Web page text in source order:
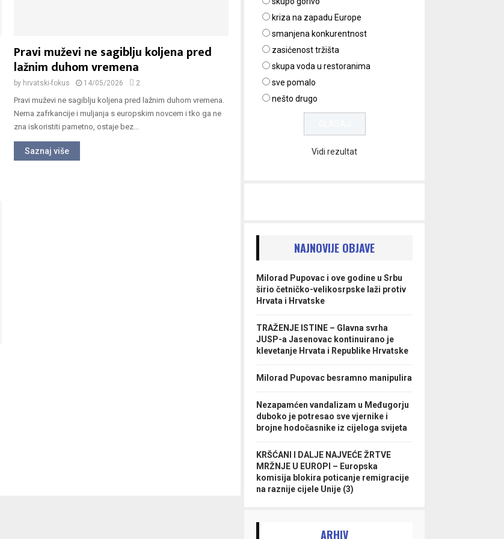
Pravi muževi ne sagiblju koljena pred
lažnim duhom vremena
by hrvatski-fokus 14/05/2026 2
Pravi muževi ne sagiblju koljena pred lažnim duhom vremena.
Nema zafrkancije i muljanja s europskim novcem i tko ga ne
zna iskoristiti pametno, ostaje bez...
Saznaj više
kriza na zapadu Europe
smanjena konkurentnost
zasićenost tržišta
skupa voda u restoranima
sve pomalo
nešto drugo
Vidi rezultat
NAJNOVIJE OBJAVE
Milorad Pupovac i ove godine u Srbu
širio četničko-velikosrpske laži protiv
Hrvata i Hrvatske
TRAŽENJE ISTINE – Glavna svrha
JUSP-a Jasenovac kontinuirano je
klevetanje Hrvata i Republike Hrvatske
Milorad Pupovac besramno manipulira
Nezapamćen vandalizam u Međugorju
duboko je potresao sve vjernike i
brojne hodočasnike iz cijeloga svijeta
KRŠĆANI I DALJE NAJVEĆE ŽRTVE
MRŽNJE U EUROPI – Europska
komisija blokira poticanje remigracije
na raznije cijele Unije (3)
ARHIV